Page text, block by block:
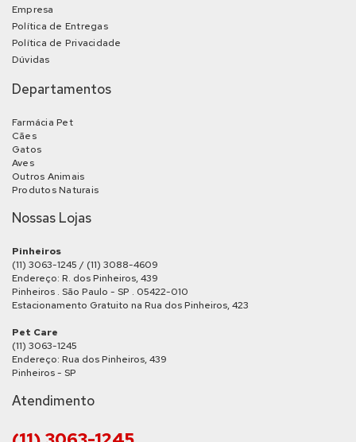
Empresa
Política de Entregas
Política de Privacidade
Dúvidas
Departamentos
Farmácia Pet
Cães
Gatos
Aves
Outros Animais
Produtos Naturais
Nossas Lojas
Pinheiros
(11) 3063-1245 / (11) 3088-4609
Endereço: R. dos Pinheiros, 439
Pinheiros . São Paulo - SP . 05422-010
Estacionamento Gratuito na Rua dos Pinheiros, 423
Pet Care
(11) 3063-1245
Endereço: Rua dos Pinheiros, 439
Pinheiros - SP
Atendimento